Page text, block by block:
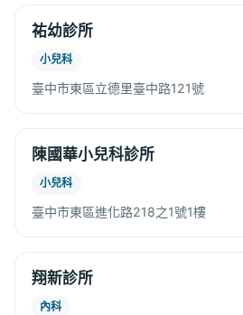
祐幼診所
小兒科
臺中市東區立德里臺中路121號
陳國華小兒科診所
小兒科
臺中市東區進化路218之1號1樓
翔新診所
內科